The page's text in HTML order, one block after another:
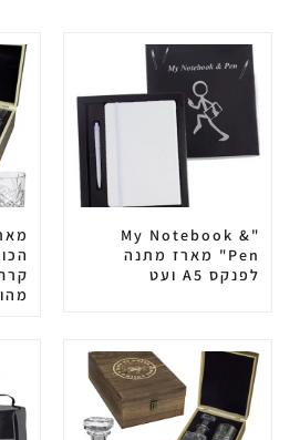
"My Notebook &
Pen" מארז מתנה
לפנקס A5 ועט